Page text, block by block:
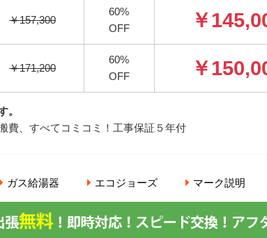
￥157,300
60%
OFF
￥
￥171,200
60%
OFF
￥
。
費、すべてコミコミ！工事保証５年付
ガス給湯器 エコジョーズ マーク説明